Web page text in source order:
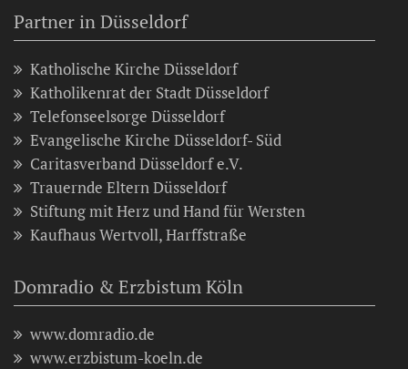
Partner in Düsseldorf
Katholische Kirche Düsseldorf
Katholikenrat der Stadt Düsseldorf
Telefonseelsorge Düsseldorf
Evangelische Kirche Düsseldorf- Süd
Caritasverband Düsseldorf e.V.
Trauernde Eltern Düsseldorf
Stiftung mit Herz und Hand für Wersten
Kaufhaus Wertvoll, Harffstraße
Domradio & Erzbistum Köln
www.domradio.de
www.erzbistum-koeln.de